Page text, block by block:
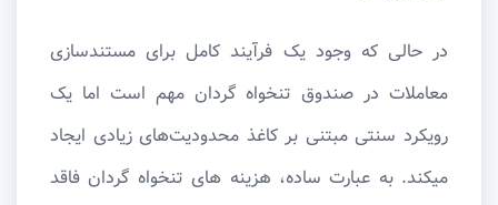
در حالی که وجود یک فرآیند کامل برای مستندسازی
معاملات در صندوق تنخواه گردان مهم است اما یک
رویکرد سنتی مبتنی بر کاغذ محدودیت‌های زیادی ایجاد
میکند. به عبارت ساده، هزینه های تنخواه گردان فاقد